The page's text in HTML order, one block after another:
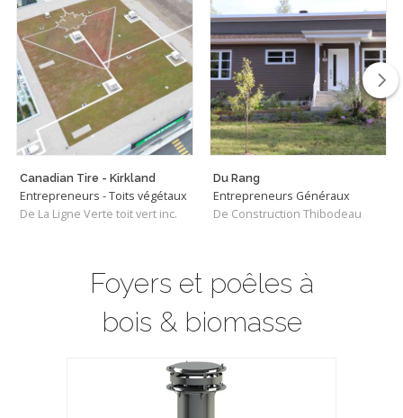
Canadian Tire - Kirkland
Entrepreneurs - Toits végétaux
De La Ligne Verte toit vert inc.
Du Rang
Entrepreneurs Généraux
De Construction Thibodeau
Foyers et poêles à
bois & biomasse